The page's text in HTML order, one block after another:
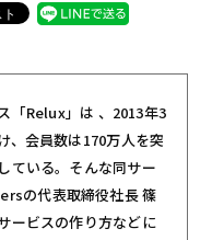
「Relux」は 、2013年3
、会員数は170万人を突
ている。そんな同サー
の代表取締役社長 篠
ービスの作り方などに